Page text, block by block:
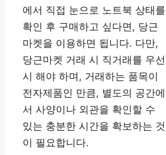
에서 직접 눈으로 노트북 상태를
확인 후 구매하고 싶다면, 당근
마켓을 이용하면 됩니다. 다만,
당근마켓 거래 시 직거래를 우선
시 해야 하며, 거래하는 품목이
전자제품인 만큼, 별도의 공간에
서 사양이나 외관을 확인할 수
있는 충분한 시간을 확보하는 것
이 필요합니다.